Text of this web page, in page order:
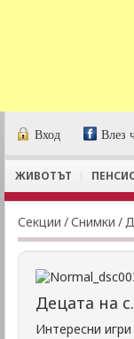
Вход Влез
ЖИВОТЪТ
Секции /Снимки /
Децата на
Интересни